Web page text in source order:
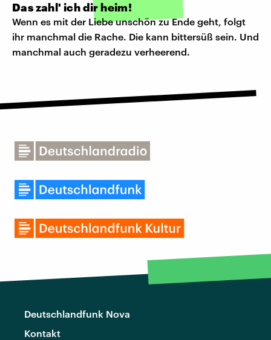
Das zahl' ich dir heim!
Wenn es mit der Liebe unschön zu Ende geht, folgt
ihr manchmal die Rache. Die kann bittersüß sein. Und
manchmal auch geradezu verheerend.
Deutschlandfunk Nova
Kontakt